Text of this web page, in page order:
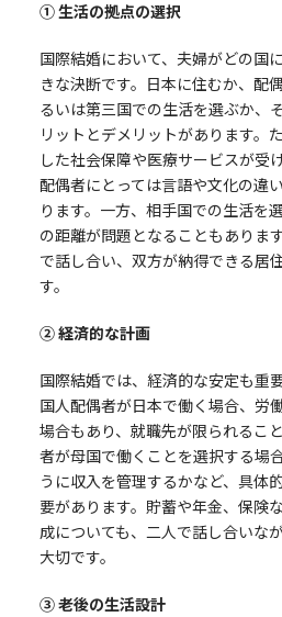
① 生活の拠点の選択
国際結婚において、夫婦がどの国
きな決断です。日本に住むか、配
るいは第三国での生活を選ぶか、
リットとデメリットがあります。
した社会保障や医療サービスが受
配偶者にとっては言語や文化の違
ります。一方、相手国での生活を
の距離が問題となることもありま
で話し合い、双方が納得できる居
す。
② 経済的な計画
国際結婚では、経済的な安定も重
国人配偶者が日本で働く場合、労
場合もあり、就職先が限られるこ
者が母国で働くことを選択する場
うに収入を管理するかなど、具体
要があります。貯蓄や年金、保険
成についても、二人で話し合いな
大切です。
③ 老後の生活設計